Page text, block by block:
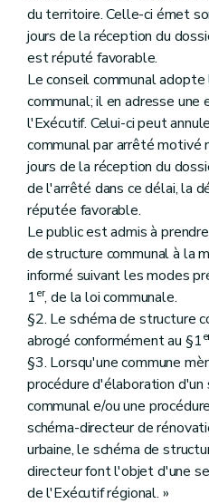
du territoire. Celle-ci émet
jours de la réception du
est réputé favorable.
Le conseil communal
communal; il en adresse
l'Exécutif. Celui-ci peut
communal par arrêté motivé
jours de la réception du
de l'arrêté dans ce délai, la
réputée favorable.
Le public est admis à
de structure communal à la
informé suivant les modes
1er, de la loi communale.
§2. Le schéma de structure
abrogé conformément au §1
§3. Lorsqu'une commune
procédure d'élaboration
communal e/ou une
schéma-directeur de
urbaine, le schéma de
directeur font l'objet d'une
de l'Exécutif régional. »